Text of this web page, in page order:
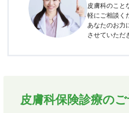
皮膚科のこと
軽にご相談く
あなたのお力
させていただ
皮膚科保険診療の